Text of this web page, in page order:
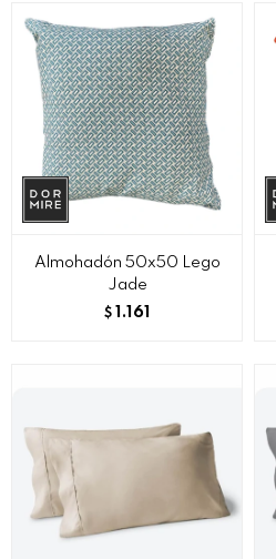
Almohadón 50x50 Lego
Jade
$ 1.161